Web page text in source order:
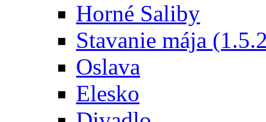
Horné Saliby
Stavanie mája
Oslava
Elesko